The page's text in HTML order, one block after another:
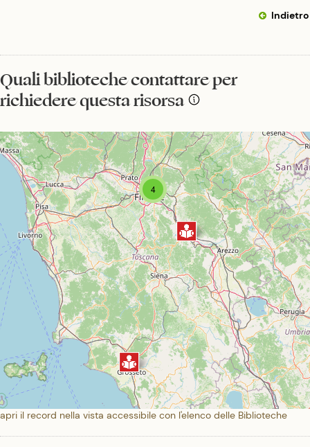
Indietro
Quali biblioteche contattare per
richiedere questa risorsa
4
apri il record nella vista accessibile con l'elenco delle Biblioteche